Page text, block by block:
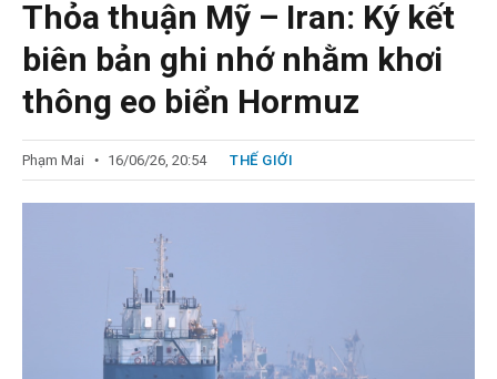
Thỏa thuận Mỹ – Iran: Ký kết
biên bản ghi nhớ nhằm khơi
thông eo biển Hormuz
Phạm Mai 16/06/26, 20:54 THẾ GIỚI